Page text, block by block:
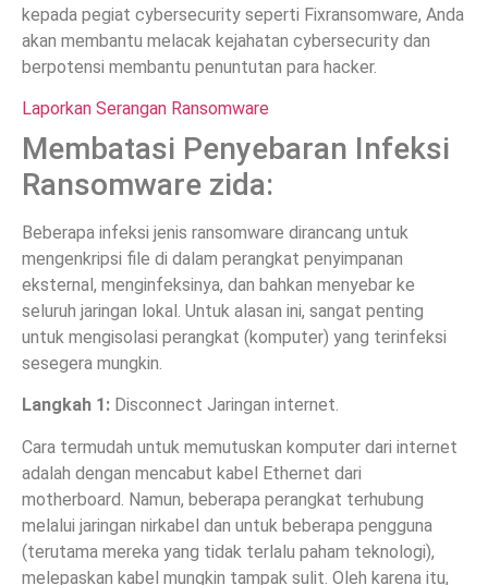
kepada pegiat cybersecurity seperti Fixransomware, Anda
akan membantu melacak kejahatan cybersecurity dan
berpotensi membantu penuntutan para hacker.
Laporkan Serangan Ransomware
Membatasi Penyebaran Infeksi
Ransomware zida:
Beberapa infeksi jenis ransomware dirancang untuk
mengenkripsi file di dalam perangkat penyimpanan
eksternal, menginfeksinya, dan bahkan menyebar ke
seluruh jaringan lokal. Untuk alasan ini, sangat penting
untuk mengisolasi perangkat (komputer) yang terinfeksi
sesegera mungkin.
Langkah 1: Disconnect Jaringan internet.
Cara termudah untuk memutuskan komputer dari internet
adalah dengan mencabut kabel Ethernet dari
motherboard. Namun, beberapa perangkat terhubung
melalui jaringan nirkabel dan untuk beberapa pengguna
(terutama mereka yang tidak terlalu paham teknologi),
melepaskan kabel mungkin tampak sulit. Oleh karena itu,